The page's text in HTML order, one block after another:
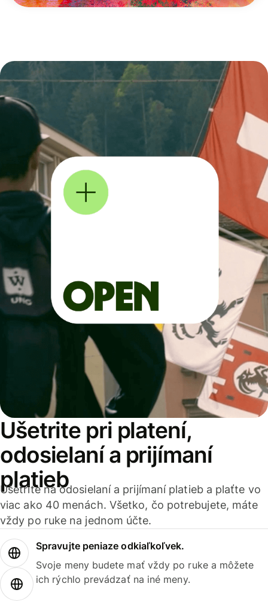
Ušetrite pri platení,
odosielaní a prijímaní
platieb
Ušetrite na odosielaní a prijímaní platieb a plaťte vo
viac ako 40 menách. Všetko, čo potrebujete, máte
vždy po ruke na jednom účte.
Spravujte peniaze odkiaľkoľvek.
Svoje meny budete mať vždy po ruke a môžete
ich rýchlo prevádzať na iné meny.